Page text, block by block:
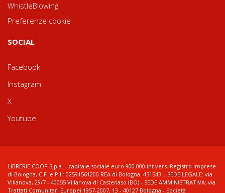
WhistleBlowing
Preferenze cookie
SOCIAL
Facebook
Instagram
X
Youtube
LIBRERIE.COOP S.p.a. - capitale sociale euro 900.000 int.vers. Registro imprese
di Bologna, C.F. e P.I.: 02591561200 REA di Bologna: 451543 ; SEDE LEGALE: via
Villanova, 29/7 - 40055 Villanova di Castenaso (BO) - SEDE AMMINISTRATIVA: via
Trattati Comunitari Europei 1957-2007, 13 - 40127 Bologna - Società